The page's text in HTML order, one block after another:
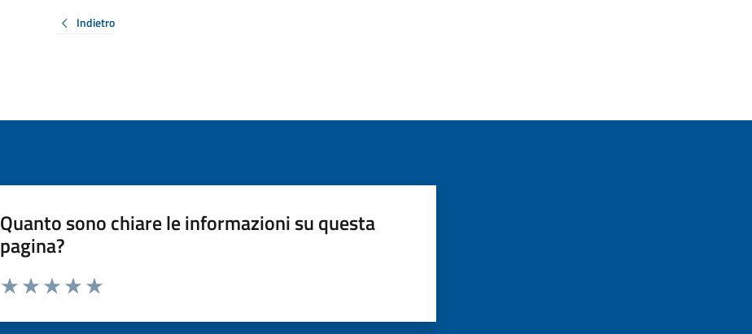
Indietro
Quanto sono chiare le informazioni su questa
pagina?
Valuta da 1 a 5 stelle la pagina